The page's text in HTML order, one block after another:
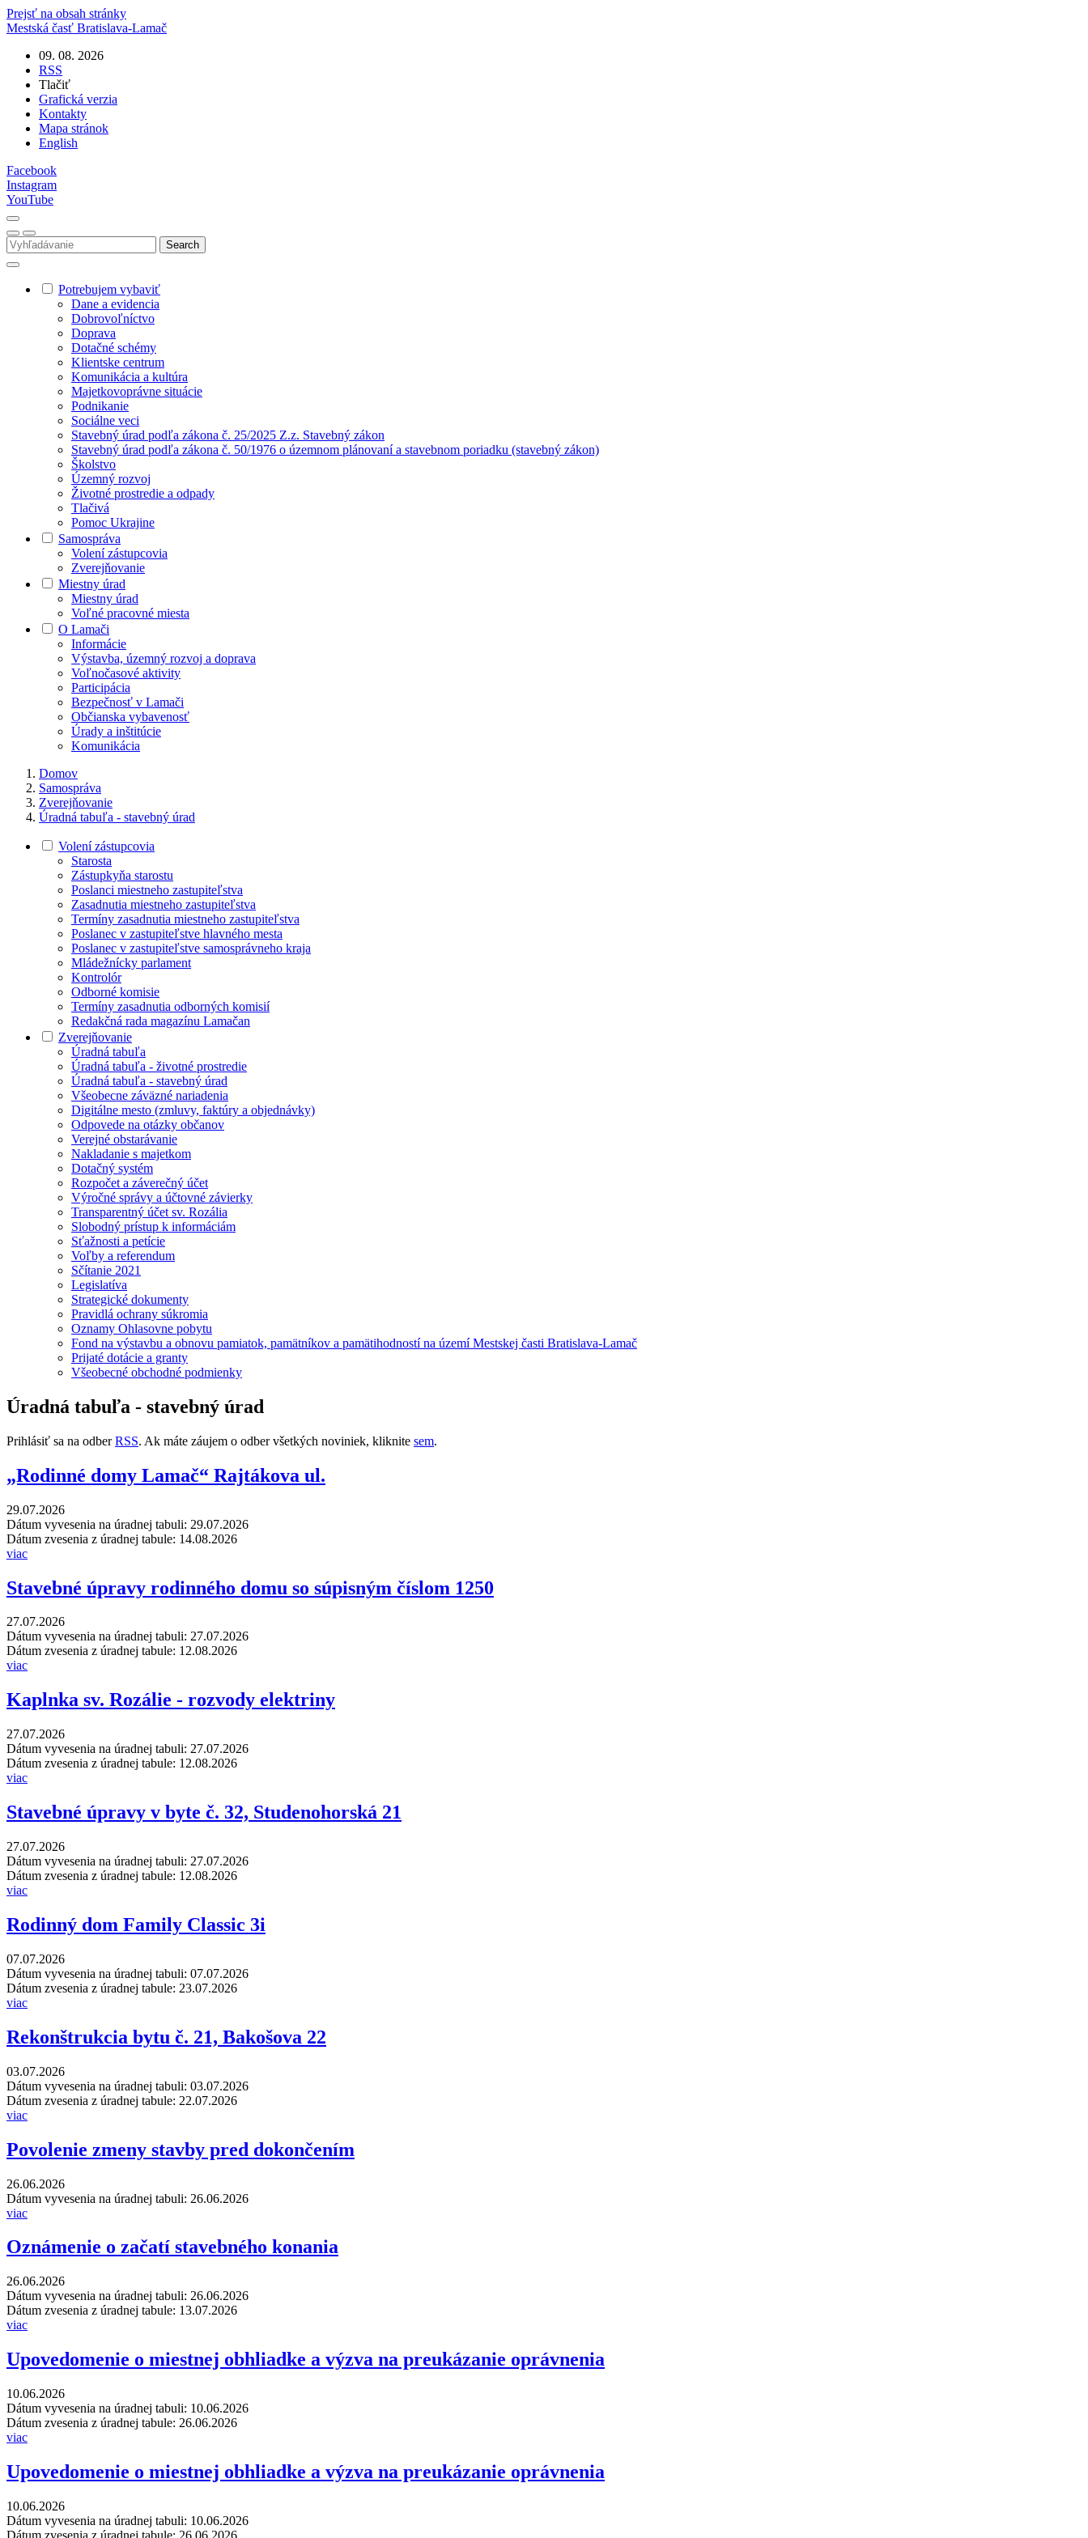
Prejsť na obsah stránky
Mestská časť Bratislava-Lamač
09. 08. 2026
RSS
Tlačiť
Grafická verzia
Kontakty
Mapa stránok
English
Facebook
Instagram
YouTube
Potrebujem vybaviť
Dane a evidencia
Dobrovoľníctvo
Doprava
Dotačné schémy
Klientske centrum
Komunikácia a kultúra
Majetkovoprávne situácie
Podnikanie
Sociálne veci
Stavebný úrad podľa zákona č. 25/2025 Z.z. Stavebný zákon
Stavebný úrad podľa zákona č. 50/1976 o územnom plánovaní a stavebnom poriadku (stavebný zákon)
Školstvo
Územný rozvoj
Životné prostredie a odpady
Tlačivá
Pomoc Ukrajine
Samospráva
Volení zástupcovia
Zverejňovanie
Miestny úrad
Miestny úrad
Voľné pracovné miesta
O Lamači
Informácie
Výstavba, územný rozvoj a doprava
Voľnočasové aktivity
Participácia
Bezpečnosť v Lamači
Občianska vybavenosť
Úrady a inštitúcie
Komunikácia
Domov
Samospráva
Zverejňovanie
Úradná tabuľa - stavebný úrad
Volení zástupcovia
Starosta
Zástupkyňa starostu
Poslanci miestneho zastupiteľstva
Zasadnutia miestneho zastupiteľstva
Termíny zasadnutia miestneho zastupiteľstva
Poslanec v zastupiteľstve hlavného mesta
Poslanec v zastupiteľstve samosprávneho kraja
Mládežnícky parlament
Kontrolór
Odborné komisie
Termíny zasadnutia odborných komisií
Redakčná rada magazínu Lamačan
Zverejňovanie
Úradná tabuľa
Úradná tabuľa - životné prostredie
Úradná tabuľa - stavebný úrad
Všeobecne záväzné nariadenia
Digitálne mesto (zmluvy, faktúry a objednávky)
Odpovede na otázky občanov
Verejné obstarávanie
Nakladanie s majetkom
Dotačný systém
Rozpočet a záverečný účet
Výročné správy a účtovné závierky
Transparentný účet sv. Rozália
Slobodný prístup k informáciám
Sťažnosti a petície
Voľby a referendum
Sčítanie 2021
Legislatíva
Strategické dokumenty
Pravidlá ochrany súkromia
Oznamy Ohlasovne pobytu
Fond na výstavbu a obnovu pamiatok, pamätníkov a pamätihodností na území Mestskej časti Bratislava-Lamač
Prijaté dotácie a granty
Všeobecné obchodné podmienky
Úradná tabuľa - stavebný úrad
Prihlásiť sa na odberRSS. Ak máte záujem o odber všetkých noviniek, kliknite sem.
„Rodinné domy Lamač“ Rajtákova ul.
29.07.2026
Dátum vyvesenia na úradnej tabuli: 29.07.2026
Dátum zvesenia z úradnej tabule: 14.08.2026
viac
Stavebné úpravy rodinného domu so súpisným číslom 1250
27.07.2026
Dátum vyvesenia na úradnej tabuli: 27.07.2026
Dátum zvesenia z úradnej tabule: 12.08.2026
viac
Kaplnka sv. Rozálie - rozvody elektriny
27.07.2026
Dátum vyvesenia na úradnej tabuli: 27.07.2026
Dátum zvesenia z úradnej tabule: 12.08.2026
viac
Stavebné úpravy v byte č. 32, Studenohorská 21
27.07.2026
Dátum vyvesenia na úradnej tabuli: 27.07.2026
Dátum zvesenia z úradnej tabule: 12.08.2026
viac
Rodinný dom Family Classic 3i
07.07.2026
Dátum vyvesenia na úradnej tabuli: 07.07.2026
Dátum zvesenia z úradnej tabule: 23.07.2026
viac
Rekonštrukcia bytu č. 21, Bakošova 22
03.07.2026
Dátum vyvesenia na úradnej tabuli: 03.07.2026
Dátum zvesenia z úradnej tabule: 22.07.2026
viac
Povolenie zmeny stavby pred dokončením
26.06.2026
Dátum vyvesenia na úradnej tabuli: 26.06.2026
viac
Oznámenie o začatí stavebného konania
26.06.2026
Dátum vyvesenia na úradnej tabuli: 26.06.2026
Dátum zvesenia z úradnej tabule: 13.07.2026
viac
Upovedomenie o miestnej obhliadke a výzva na preukázanie oprávnenia
10.06.2026
Dátum vyvesenia na úradnej tabuli: 10.06.2026
Dátum zvesenia z úradnej tabule: 26.06.2026
viac
Upovedomenie o miestnej obhliadke a výzva na preukázanie oprávnenia
10.06.2026
Dátum vyvesenia na úradnej tabuli: 10.06.2026
Dátum zvesenia z úradnej tabule: 26.06.2026